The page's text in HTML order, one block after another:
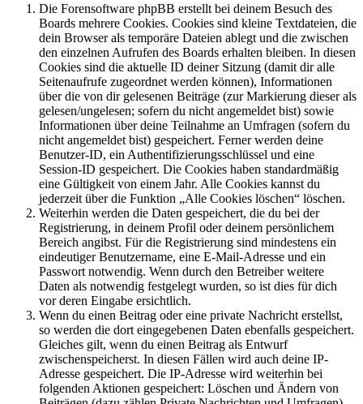
Die Forensoftware phpBB erstellt bei deinem Besuch des
Boards mehrere Cookies. Cookies sind kleine Textdateien, die
dein Browser als temporäre Dateien ablegt und die zwischen
den einzelnen Aufrufen des Boards erhalten bleiben. In diesen
Cookies sind die aktuelle ID deiner Sitzung (damit dir alle
Seitenaufrufe zugeordnet werden können), Informationen
über die von dir gelesenen Beiträge (zur Markierung dieser als
gelesen/ungelesen; sofern du nicht angemeldet bist) sowie
Informationen über deine Teilnahme an Umfragen (sofern du
nicht angemeldet bist) gespeichert. Ferner werden deine
Benutzer-ID, ein Authentifizierungsschlüssel und eine
Session-ID gespeichert. Die Cookies haben standardmäßig
eine Gültigkeit von einem Jahr. Alle Cookies kannst du
jederzeit über die Funktion „Alle Cookies löschen“ löschen.
Weiterhin werden die Daten gespeichert, die du bei der
Registrierung, in deinem Profil oder deinem persönlichem
Bereich angibst. Für die Registrierung sind mindestens ein
eindeutiger Benutzername, eine E-Mail-Adresse und ein
Passwort notwendig. Wenn durch den Betreiber weitere
Daten als notwendig festgelegt wurden, so ist dies für dich
vor deren Eingabe ersichtlich.
Wenn du einen Beitrag oder eine private Nachricht erstellst,
so werden die dort eingegebenen Daten ebenfalls gespeichert.
Gleiches gilt, wenn du einen Beitrag als Entwurf
zwischenspeicherst. In diesen Fällen wird auch deine IP-
Adresse gespeichert. Die IP-Adresse wird weiterhin bei
folgenden Aktionen gespeichert: Löschen und Ändern von